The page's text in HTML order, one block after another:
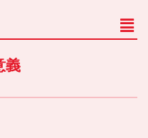
義